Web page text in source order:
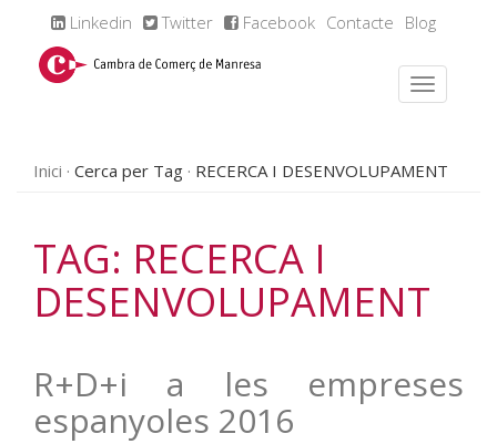
Linkedin Twitter Facebook Contacte Blog
Inici Cerca per Tag RECERCA I DESENVOLUPAMENT
TAG: RECERCA I
DESENVOLUPAMENT
R+D+i a les empreses
espanyoles 2016